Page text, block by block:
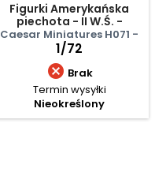
Figurki Amerykańska
piechota - II W.Ś. -
zestaw 2
Caesar Miniatures H071 -
1/72
 Brak
Termin wysyłki
Nieokreślony